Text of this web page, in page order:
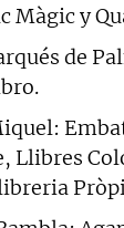
Màgic y
de
Llibres